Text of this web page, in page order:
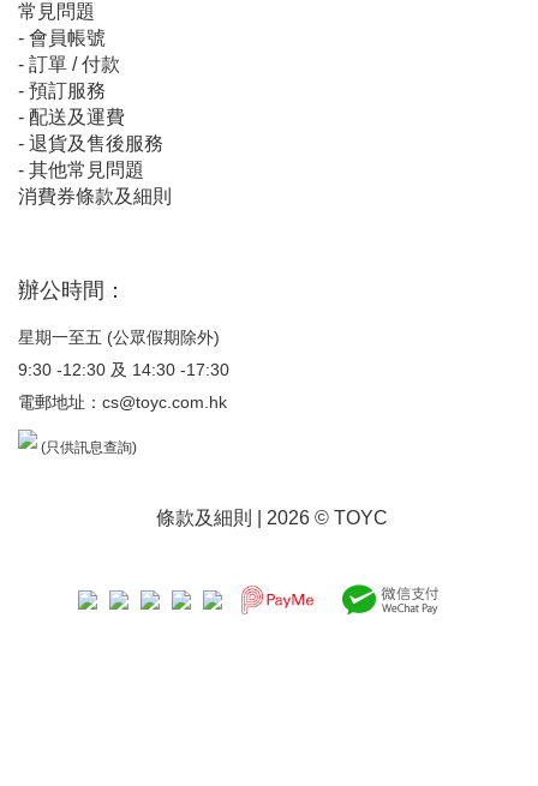
常見問題
- 會員帳號
- 訂單 / 付款
- 預訂服務
- 配送及運費
- 退貨及售後服務
- 其他常見問題
消費券條款及細則
辦公時間：
星期一至五 (公眾假期除外)
9:30 -12:30 及 14:30 -17:30
電郵地址： cs@toyc.com.hk
(只供訊息查詢)
條款及細則 | 2026 © TOYC